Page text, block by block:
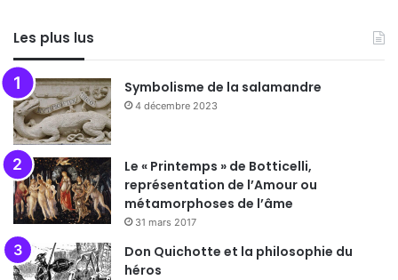
Les plus lus
Symbolisme de la salamandre
4 décembre 2023
Le « Printemps » de Botticelli,
représentation de l’Amour ou
métamorphoses de l’âme
31 mars 2017
Don Quichotte et la philosophie du
héros